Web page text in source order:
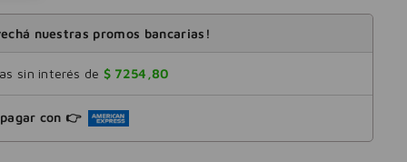
nuestras promos bancarias!
sin interés de $ 7254 ,80
con 👉